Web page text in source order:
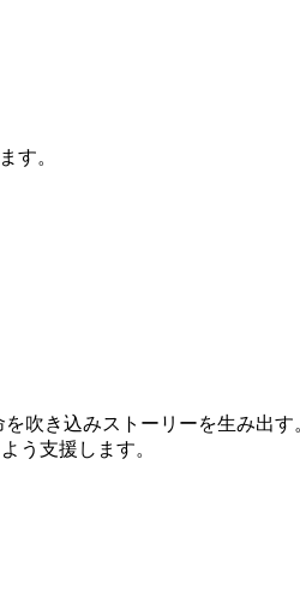
す。
吹き込みストーリーを生み出
う支援します。